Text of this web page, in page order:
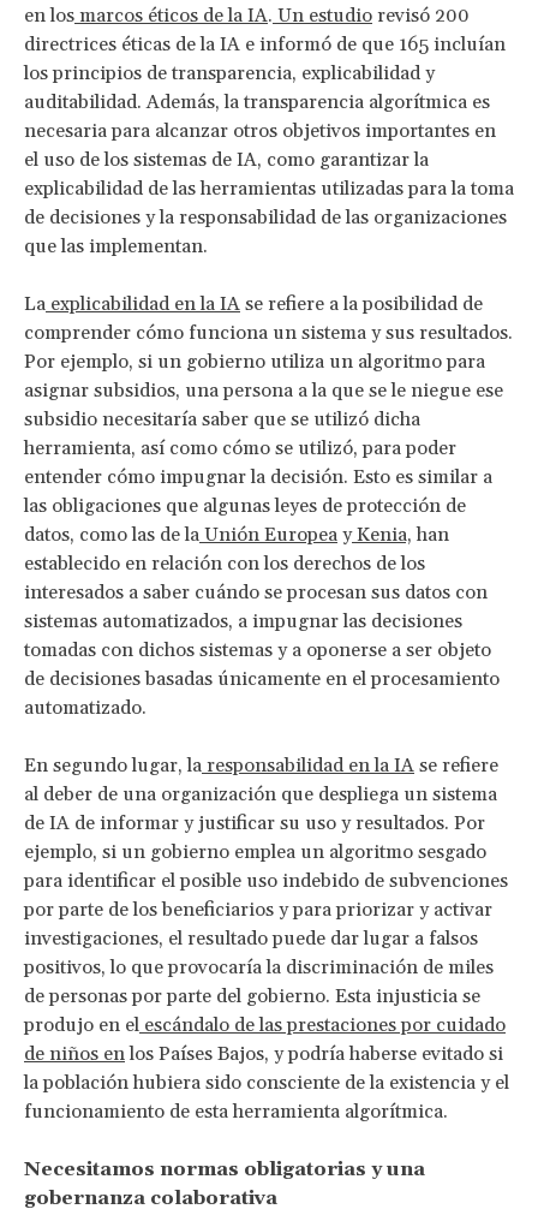
en los marcos éticos de la IA. Un estudio revisó 200
directrices éticas de la IA e informó de que 165 incluían
los principios de transparencia, explicabilidad y
auditabilidad. Además, la transparencia algorítmica es
necesaria para alcanzar otros objetivos importantes en
el uso de los sistemas de IA, como garantizar la
explicabilidad de las herramientas utilizadas para la toma
de decisiones y la responsabilidad de las organizaciones
que las implementan.
La explicabilidad en la IA se refiere a la posibilidad de
comprender cómo funciona un sistema y sus resultados.
Por ejemplo, si un gobierno utiliza un algoritmo para
asignar subsidios, una persona a la que se le niegue ese
subsidio necesitaría saber que se utilizó dicha
herramienta, así como cómo se utilizó, para poder
entender cómo impugnar la decisión. Esto es similar a
las obligaciones que algunas leyes de protección de
datos, como las de la Unión Europea yKenia, han
establecido en relación con los derechos de los
interesados a saber cuándo se procesan sus datos con
sistemas automatizados, a impugnar las decisiones
tomadas con dichos sistemas y a oponerse a ser objeto
de decisiones basadas únicamente en el procesamiento
automatizado.
En segundo lugar, la responsabilidad en la IA se refiere
al deber de una organización que despliega un sistema
de IA de informar y justificar su uso y resultados. Por
ejemplo, si un gobierno emplea un algoritmo sesgado
para identificar el posible uso indebido de subvenciones
por parte de los beneficiarios y para priorizar y activar
investigaciones, el resultado puede dar lugar a falsos
positivos, lo que provocaría la discriminación de miles
de personas por parte del gobierno. Esta injusticia se
produjo en el escándalo de las prestaciones por cuidado
de niños enlos Países Bajos, y podría haberse evitado si
la población hubiera sido consciente de la existencia y el
funcionamiento de esta herramienta algorítmica.
Necesitamos normas obligatorias y una
gobernanza colaborativa